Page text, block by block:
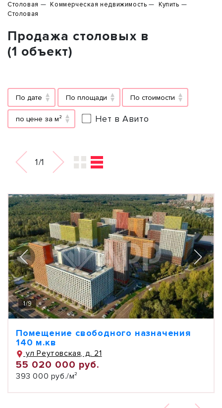
Столовая
Коммерческая недвижимость
Купить
Столовая
Продажа столовых в
(1 объект)
По дате По площади По стоимости
по цене за м² Нет в Авито
1/1
1/9
Помещение свободного назначения
140 м.кв
ул Реутовская, д. 21
55 020 000 руб.
393 000 руб./м²